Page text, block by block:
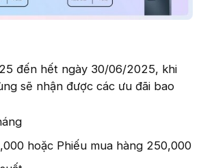
đến hết ngày 30/06/2025, khi
sẽ nhận được các ưu đãi bao
hoặc Phiếu mua hàng 250,000